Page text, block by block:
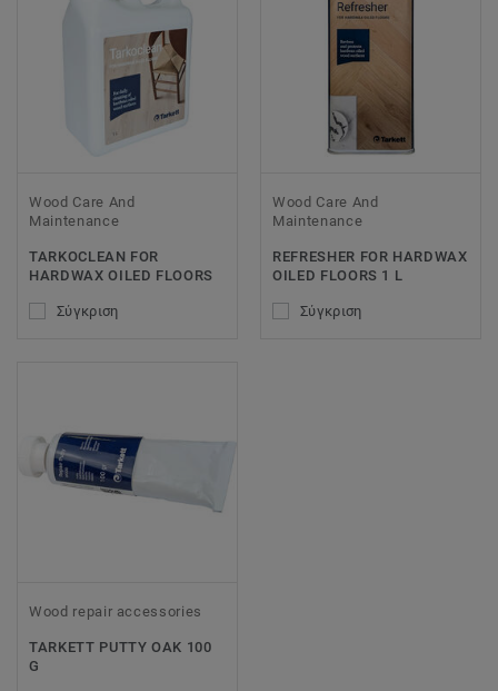
Wood Care And
Maintenance
TARKOCLEAN FOR
HARDWAX OILED FLOORS
Σύγκριση
Wood Care And
Maintenance
REFRESHER FOR HARDWAX
OILED FLOORS 1 L
Σύγκριση
Wood repair accessories
TARKETT PUTTY OAK 100
G